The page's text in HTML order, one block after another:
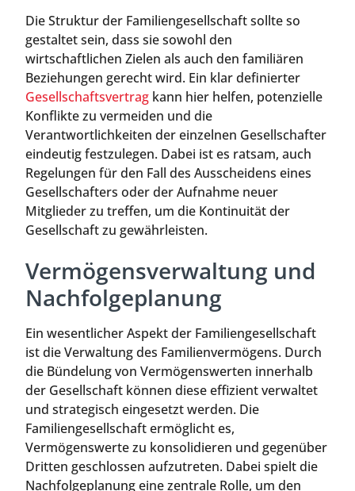
Die Struktur der Familiengesellschaft sollte so
gestaltet sein, dass sie sowohl den
wirtschaftlichen Zielen als auch den familiären
Beziehungen gerecht wird. Ein klar definierter
Gesellschaftsvertrag kann hier helfen, potenzielle
Konflikte zu vermeiden und die
Verantwortlichkeiten der einzelnen Gesellschafter
eindeutig festzulegen. Dabei ist es ratsam, auch
Regelungen für den Fall des Ausscheidens eines
Gesellschafters oder der Aufnahme neuer
Mitglieder zu treffen, um die Kontinuität der
Gesellschaft zu gewährleisten.
Vermögensverwaltung und
Nachfolgeplanung
Ein wesentlicher Aspekt der Familiengesellschaft
ist die Verwaltung des Familienvermögens. Durch
die Bündelung von Vermögenswerten innerhalb
der Gesellschaft können diese effizient verwaltet
und strategisch eingesetzt werden. Die
Familiengesellschaft ermöglicht es,
Vermögenswerte zu konsolidieren und gegenüber
Dritten geschlossen aufzutreten. Dabei spielt die
Nachfolgeplanung eine zentrale Rolle, um den